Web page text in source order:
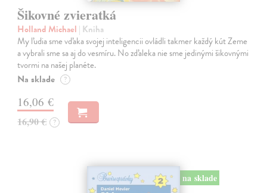
Šikovné zvieratká
Holland Michael | Kniha
My ľudia sme vďaka svojej inteligencii ovládli takmer každý kút Zeme
a vybrali sme sa aj do vesmíru. No zďaleka nie sme jedinými šikovnými
tvormi na našej planéte.
Na sklade ?
16,06 €
16,90 € ?
na sklade